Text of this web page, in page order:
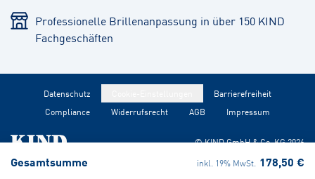
Gesamtsumme inkl. 19% MwSt. 178,50 €
Professionelle Brillenanpassung in über 150 KIND
Fachgeschäften
© KIND GmbH & Co. KG2026
Datenschutz
Barrierefreiheit
Compliance
Widerrufsrecht AGB Impressum